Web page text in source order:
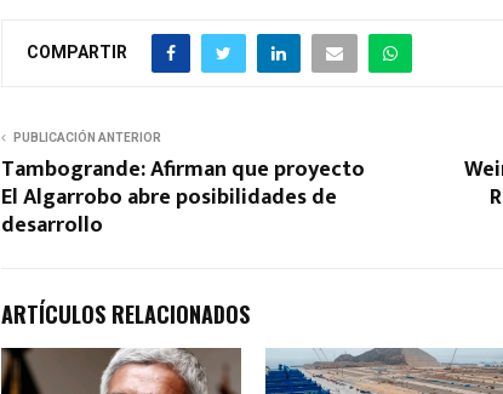
COMPARTIR
PUBLICACIÓN ANTERIOR
Tambogrande: Afirman que proyecto
El Algarrobo abre posibilidades de
desarrollo
ARTÍCULOS RELACIONADOS